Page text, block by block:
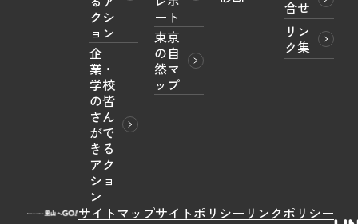
クシ
ョン
企
業・
学校
の皆
さん
がで
きる
アク
ショ
ン
ート
東京
の自
然マ
ップ
合せ
リン
ク集
サイトマップサイトポリシー リンクポリシー